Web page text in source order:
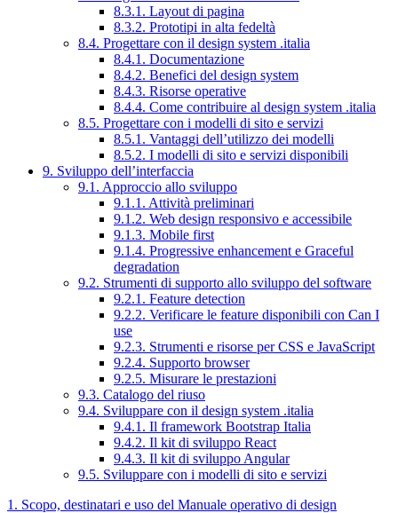
8.3.1. Layout di pagina
8.3.2. Prototipi in alta fedeltà
8.4. Progettare con il design system .italia
8.4.1. Documentazione
8.4.2. Benefici del design system
8.4.3. Risorse operative
8.4.4. Come contribuire al design system .italia
8.5. Progettare con i modelli di sito e servizi
8.5.1. Vantaggi dell’utilizzo dei modelli
8.5.2. I modelli di sito e servizi disponibili
9. Sviluppo dell’interfaccia
9.1. Approccio allo sviluppo
9.1.1. Attività preliminari
9.1.2. Web design responsivo e accessibile
9.1.3. Mobile first
9.1.4. Progressive enhancement e Graceful
degradation
9.2. Strumenti di supporto allo sviluppo del software
9.2.1. Feature detection
9.2.2. Verificare le feature disponibili con Can I
use
9.2.3. Strumenti e risorse per CSS e JavaScript
9.2.4. Supporto browser
9.2.5. Misurare le prestazioni
9.3. Catalogo del riuso
9.4. Sviluppare con il design system .italia
9.4.1. Il framework Bootstrap Italia
9.4.2. Il kit di sviluppo React
9.4.3. Il kit di sviluppo Angular
9.5. Sviluppare con i modelli di sito e servizi
1. Scopo, destinatari e uso del Manuale operativo di design